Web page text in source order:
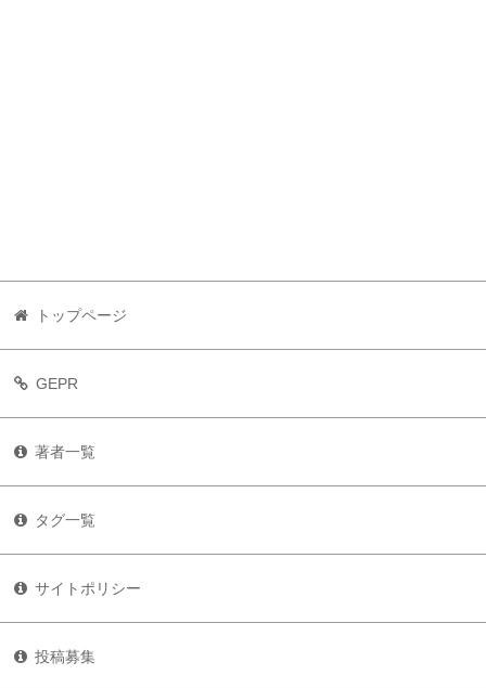
トップページ
GEPR
著者一覧
タグ一覧
サイトポリシー
投稿募集